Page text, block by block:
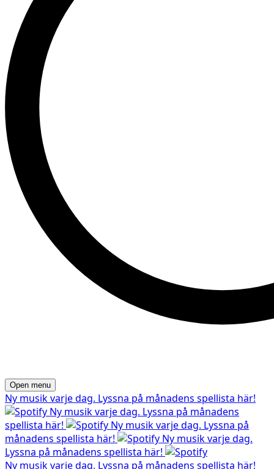
Open menu
Ny musik varje dag. Lyssna på månadens spellista här!
Ny musik varje dag. Lyssna på månadens
spellista här!
Ny musik varje dag. Lyssna på
månadens spellista här!
Ny musik varje dag.
Lyssna på månadens spellista här!
Ny musik varje dag. Lyssna på månadens spellista här!